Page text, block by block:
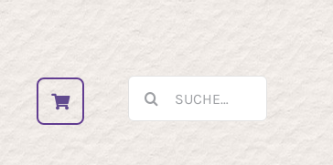
Suche
nach: